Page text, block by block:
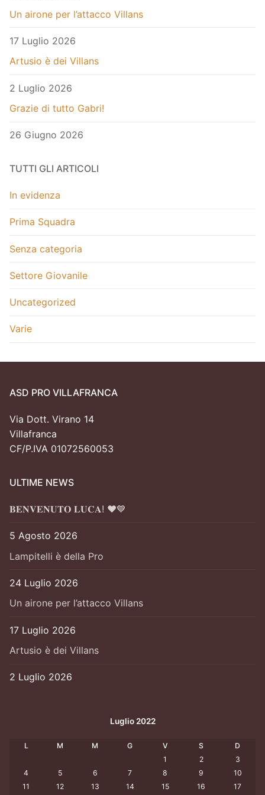
Un airone per l’attacco Villans
17 Luglio 2026
Artusio è dei Villans
2 Luglio 2026
Grazie di tutto Gabri!
26 Giugno 2026
TUTTI GLI ARTICOLI
In evidenza
Prima Squadra
Senza categoria
Settore Giovanile
Uncategorized
Varie
ASD PRO VILLAFRANCA
Via Dott. Virano 14
Villafranca
CF/P.IVA 01072560053
ULTIME NEWS
𝐁𝐄𝐍𝐕𝐄𝐍𝐔𝐓𝐎 𝐋𝐔𝐂𝐀! ❤️💙
5 Agosto 2026
Lampitelli è della Pro
24 Luglio 2026
Un airone per l’attacco Villans
17 Luglio 2026
Artusio è dei Villans
2 Luglio 2026
Luglio 2022
L M M G V S
D
1
2
3
4
5 6 7 8 9
10
11
12 13 14 15 16 17